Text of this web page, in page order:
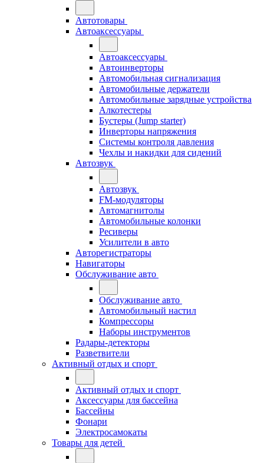
Автотовары
Автоаксессуары
Автоаксессуары
Автоинверторы
Автомобильная сигнализация
Автомобильные держатели
Автомобильные зарядные устройства
Алкотестеры
Бустеры (Jump starter)
Инверторы напряжения
Системы контроля давления
Чехлы и накидки для сидений
Автозвук
Автозвук
FM-модуляторы
Автомагнитолы
Автомобильные колонки
Ресиверы
Усилители в авто
Авторегистраторы
Навигаторы
Обслуживание авто
Обслуживание авто
Автомобильный настил
Компрессоры
Наборы инструментов
Радары-детекторы
Разветвители
Активный отдых и спорт
Активный отдых и спорт
Аксессуары для бассейна
Бассейны
Фонари
Электросамокаты
Товары для детей